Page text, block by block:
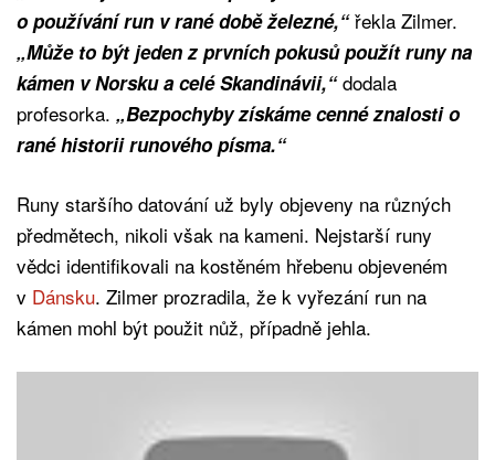
o používání run v rané době železné,“řekla Zilmer.
„Může to být jeden z prvních pokusů použít runy na
kámen v Norsku a celé Skandinávii,“dodala
profesorka. „Bezpochyby získáme cenné znalosti o
rané historii runového písma.“
Runy staršího datování už byly objeveny na různých
předmětech, nikoli však na kameni. Nejstarší runy
vědci identifikovali na kostěném hřebenu objeveném
v Dánsku. Zilmer prozradila, že k vyřezání run na
kámen mohl být použit nůž, případně jehla.